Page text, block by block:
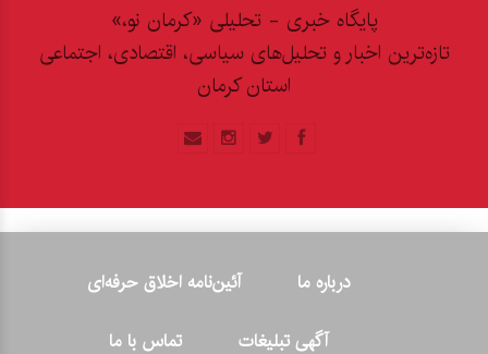
پایگاه خبری - تحلیلی «کرمان نو،»
تازه‌ترین اخبار و تحلیل‌های سیاسی، اقتصادی، اجتماعی
استان کرمان
درباره ما
آئین‌نامه اخلاق حرفه‌ای
آگهی تبلیغات
تماس با ما